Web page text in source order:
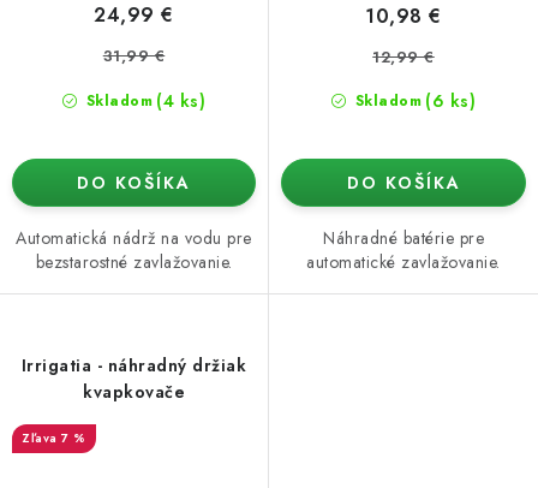
Skladom (4 ks)
24,99 €
31,99 €
DO KOŠÍKA
Automatická nádrž na vodu pre
bezstarostné zavlažovanie.
Skladom (6 ks)
10,98 €
12,99 €
DO KOŠÍKA
Náhradné batérie pre
automatické zavlažovanie.
Irrigatia - náhradný držiak
kvapkovače
7 %